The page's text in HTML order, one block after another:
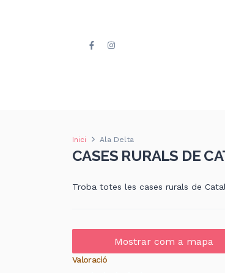
Inici Ala Delta
CASES RURALS DE
Troba totes les cases rurals de
Mostrar com a mapa
Valoració